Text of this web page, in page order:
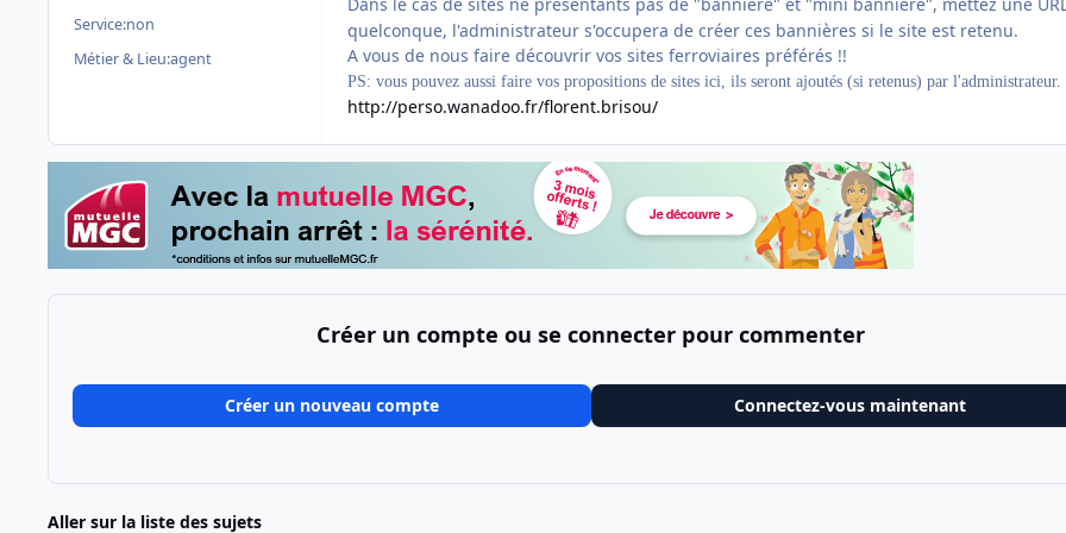
Service:non
Métier & Lieu:agent
Dans le cas de sites ne présentants pas de "bannière" et "mini bannière", mettez une
quelconque, l'administrateur s'occupera de créer ces bannières si le site est retenu.
A vous de nous faire découvrir vos sites ferroviaires préférés !!
PS: vous pouvez aussi faire vos propositions de sites ici, ils seront ajoutés (si retenus) par l'administrateur.
http://perso.wanadoo.fr/florent.brisou/
Créer un compte ou se connecter pour commenter
Créer un nouveau compte Connectez-vous maintenant
Aller sur la liste des sujets